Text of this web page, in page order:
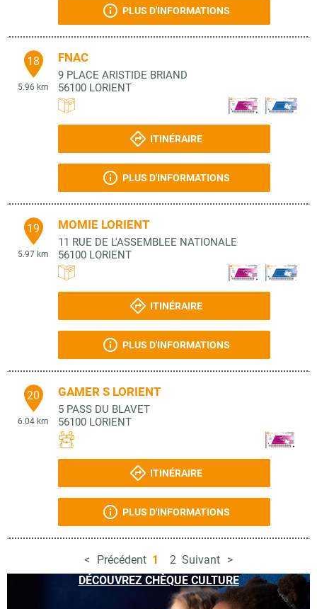
PLUS D'INFORMATIONS
18
5.96 km
FNAC
9 PLACE ARISTIDE BRIAND
56100 LORIENT
ITINÉRAIRE
PLUS D'INFORMATIONS
19
5.97 km
MOMIE LORIENT
11 RUE DE L'ASSEMBLEE NATIONALE
56100 LORIENT
ITINÉRAIRE
PLUS D'INFORMATIONS
20
6.04 km
GAMER S LORIENT
5 PASS DU BLAVET
56100 LORIENT
ITINÉRAIRE
PLUS D'INFORMATIONS
Précédent 1 2 Suivant
DÉCOUVREZ CHÈQUE CULTURE